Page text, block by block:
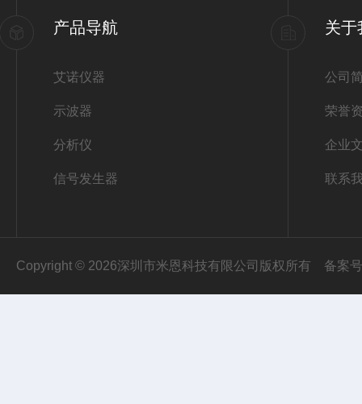
产品导航
艾诺仪器
示波器
分析仪
信号发生器
关于
公司
荣誉
企业
联系
Copyright © 2026深圳市米恩科技有限公司版权所有 备案